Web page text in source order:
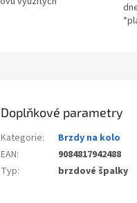
Doplňkové parametry
Kategorie:
Brzdy na kolo
EAN:
9084817942488
Typ: brzdové špalky